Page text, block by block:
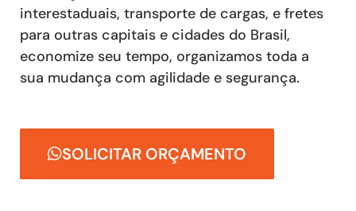
interestaduais, transporte de cargas, e fretes
para outras capitais e cidades do Brasil,
economize seu tempo, organizamos toda a
sua mudança com agilidade e segurança.
SOLICITAR ORÇAMENTO